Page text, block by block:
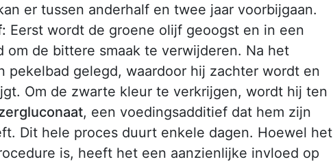
er tussen anderhalf en twee jaar voorbijgaan.
Eerst wordt de groene olijf geoogst en in een
om de bittere smaak te verwijderen. Na het
pekelbad gelegd, waardoor hij zachter wordt en
Om de zwarte kleur te verkrijgen, wordt hij ten
, een voedingsadditief dat hem zijn
Dit hele proces duurt enkele dagen. Hoewel het
is, heeft het een aanzienlijke invloed op